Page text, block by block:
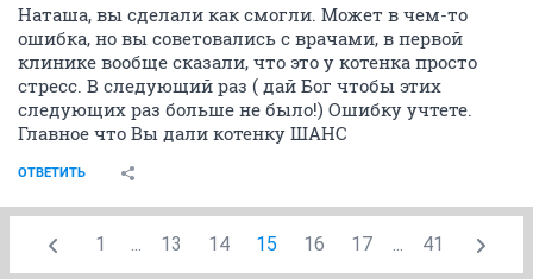
Наташа, вы сделали как смогли. Может в чем-то
ошибка, но вы советовались с врачами, в первой
клинике вообще сказали, что это у котенка просто
стресс. В следующий раз ( дай Бог чтобы этих
следующих раз больше не было!) Ошибку учтете.
Главное что Вы дали котенку ШАНС
ОТВЕТИТЬ
1 ... 13 14 15 16 17 ... 41